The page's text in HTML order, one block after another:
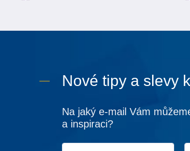
Nové tipy a slevy
Na jaký e-mail Vám
a inspiraci?